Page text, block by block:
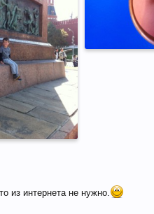
из интернета не нужно.